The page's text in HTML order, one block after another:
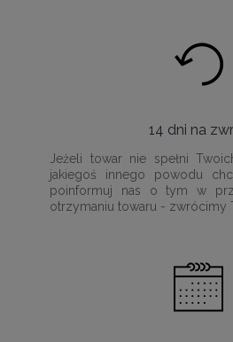
14 dni na
Jeżeli towar nie spełni
jakiegoś innego powodu
poinformuj nas o tym w
otrzymaniu towaru - zwrócimy